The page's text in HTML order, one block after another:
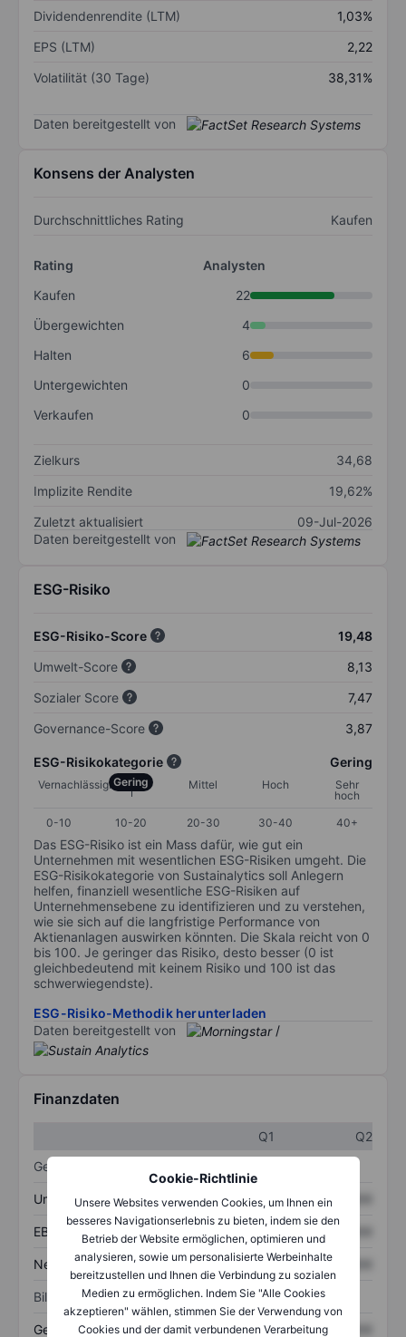
Cookie-Richtlinie
Unsere Websites verwenden Cookies, um Ihnen ein
besseres Navigationserlebnis zu bieten, indem sie den
Betrieb der Website ermöglichen, optimieren und
analysieren, sowie um personalisierte Werbeinhalte
bereitzustellen und Ihnen die Verbindung zu sozialen
Medien zu ermöglichen. Indem Sie "Alle Cookies
akzeptieren" wählen, stimmen Sie der Verwendung von
Cookies und der damit verbundenen Verarbeitung
Dividendenrendite (LTM)
1,03%
EPS (LTM)
2,22
Volatilität (30 Tage)
38,31%
Daten bereitgestellt von
Konsens der Analysten
Durchschnittliches Rating Kaufen
Rating
Analysten
Kaufen
22
Übergewichten
4
Halten
6
Untergewichten
0
Verkaufen
0
Zielkurs
34,68
Implizite Rendite
19,62%
Zuletzt aktualisiert
09-Jul-2026
Daten bereitgestellt von
ESG-Risiko
ESG-Risiko-Score
19,48
Umwelt-Score
8,13
Sozialer Score
7,47
Governance-Score
3,87
ESG-Risikokategorie Gering
VernachlässigbarGering Mittel Hoch
Sehr
hoch
0-10
10-20 20-30 30-40 40+
Das ESG-Risiko ist ein Mass dafür, wie gut ein
Unternehmen mit wesentlichen ESG-Risiken umgeht. Die
ESG-Risikokategorie von Sustainalytics soll Anlegern
helfen, finanziell wesentliche ESG-Risiken auf
Unternehmensebene zu identifizieren und zu verstehen,
wie sie sich auf die langfristige Performance von
Aktienanlagen auswirken könnten. Die Skala reicht von 0
bis 100. Je geringer das Risiko, desto besser (0 ist
gleichbedeutend mit keinem Risiko und 100 ist das
schwerwiegendste).
ESG-Risiko-Methodik herunterladen
Daten bereitgestellt von
/
Finanzdaten
Q1
Q2
Gewinn- und Verlustrechnung
Umsatz XXXXXXX XXXXXXX
EBITDA XXXXXXX XXXXXXX
Nettoeinkommen XXXXXXX XXXXXXX
Bilanz
Gesamtvermögen XXXXXXX XXXXXXX